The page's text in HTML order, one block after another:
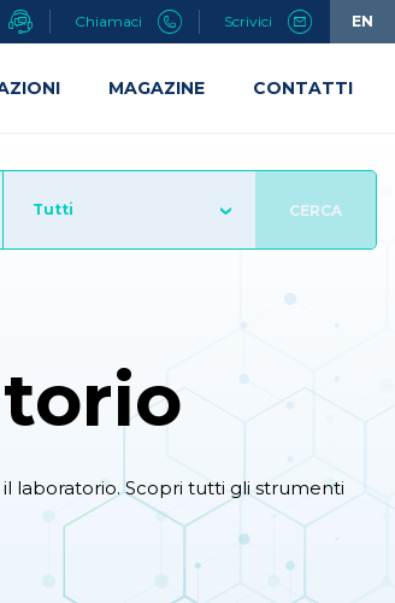
Tutti CERCA
laboratorio. Scopri tutti gli strumenti
Chiamaci Scrivici EN
MAGAZINE CONTATTI